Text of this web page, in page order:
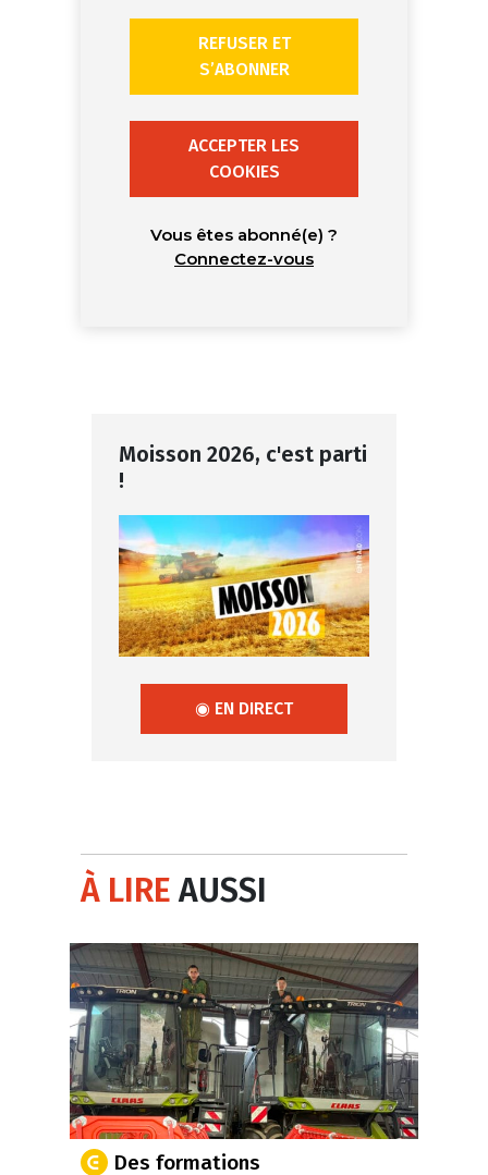
REFUSER ET
S’ABONNER
ACCEPTER LES
COOKIES
Vous êtes abonné(e) ?
Connectez-vous
Moisson 2026, c'est parti
!
◉ EN DIRECT
À LIREAUSSI
Des formations